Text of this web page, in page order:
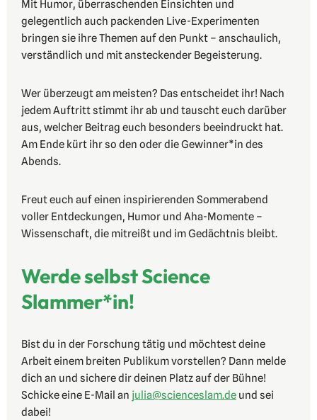
Mit Humor, überraschenden Einsichten und
gelegentlich auch packenden Live-Experimenten
bringen sie ihre Themen auf den Punkt – anschaulich,
verständlich und mit ansteckender Begeisterung.
Wer überzeugt am meisten? Das entscheidet ihr! Nach
jedem Auftritt stimmt ihr ab und tauscht euch darüber
aus, welcher Beitrag euch besonders beeindruckt hat.
Am Ende kürt ihr so den oder die Gewinner*in des
Abends.
Freut euch auf einen inspirierenden Sommerabend
voller Entdeckungen, Humor und Aha-Momente –
Wissenschaft, die mitreißt und im Gedächtnis bleibt.
Werde selbst Science
Slammer*in!
Bist du in der Forschung tätig und möchtest deine
Arbeit einem breiten Publikum vorstellen? Dann melde
dich an und sichere dir deinen Platz auf der Bühne!
Schicke eine E-Mail an julia@scienceslam.de und sei
dabei!